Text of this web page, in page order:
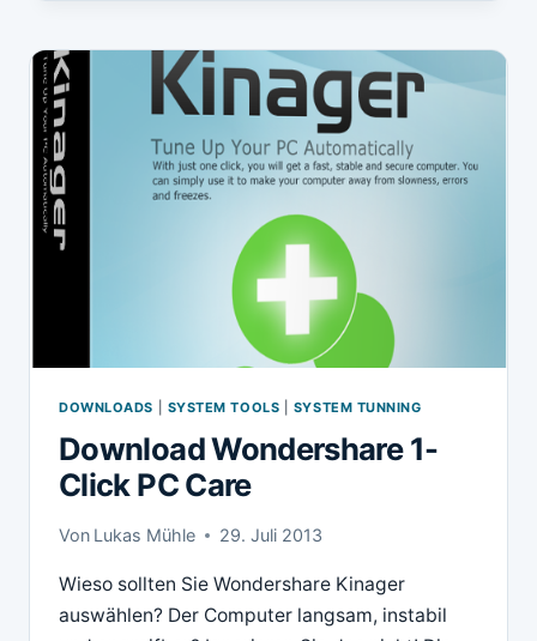
DOWNLOADS SYSTEM TOOLS SYSTEM TUNNING
Download Wondershare 1-
Click PC Care
Von Lukas Mühle 29. Juli 2013
Wieso sollten Sie Wondershare Kinager
auswählen? Der Computer langsam, instabil